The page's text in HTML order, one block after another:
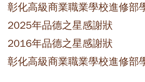
彰化高級商業職業學校進修部
2025年品德之星感謝狀
2016年品德之星感謝狀
彰化高級商業職業學校進修部